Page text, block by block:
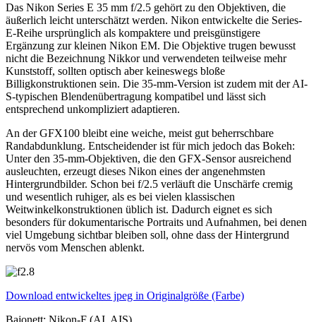
Das Nikon Series E 35 mm f/2.5 gehört zu den Objektiven, die
äußerlich leicht unterschätzt werden. Nikon entwickelte die Series-
E-Reihe ursprünglich als kompaktere und preisgünstigere
Ergänzung zur kleinen Nikon EM. Die Objektive trugen bewusst
nicht die Bezeichnung Nikkor und verwendeten teilweise mehr
Kunststoff, sollten optisch aber keineswegs bloße
Billigkonstruktionen sein. Die 35-mm-Version ist zudem mit der AI-
S-typischen Blendenübertragung kompatibel und lässt sich
entsprechend unkompliziert adaptieren.
An der GFX100 bleibt eine weiche, meist gut beherrschbare
Randabdunklung. Entscheidender ist für mich jedoch das Bokeh:
Unter den 35-mm-Objektiven, die den GFX-Sensor ausreichend
ausleuchten, erzeugt dieses Nikon eines der angenehmsten
Hintergrundbilder. Schon bei f/2.5 verläuft die Unschärfe cremig
und wesentlich ruhiger, als es bei vielen klassischen
Weitwinkelkonstruktionen üblich ist. Dadurch eignet es sich
besonders für dokumentarische Portraits und Aufnahmen, bei denen
viel Umgebung sichtbar bleiben soll, ohne dass der Hintergrund
nervös vom Menschen ablenkt.
Download entwickeltes jpeg in Originalgröße (Farbe)
Bajonett: Nikon-F (AI, AIS)